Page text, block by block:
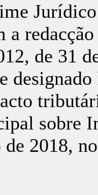
a
de 31
sobre
2018,